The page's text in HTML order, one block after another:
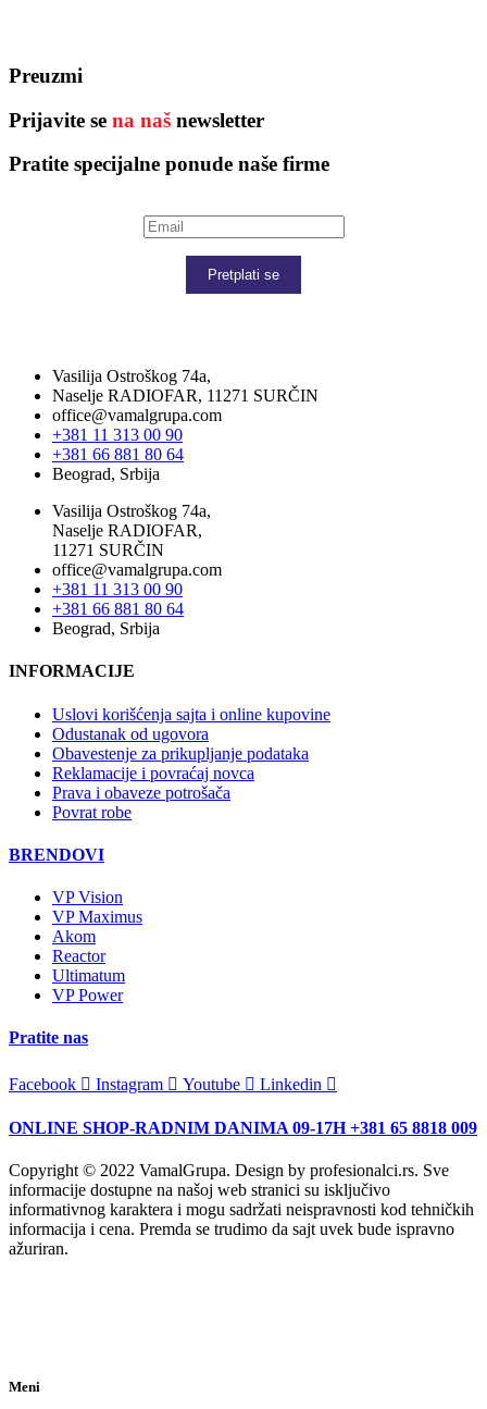
Preuzmi
Prijavite se na naš newsletter
Pratite specijalne ponude naše firme
Pretplati se
Vasilija Ostroškog 74a,
Naselje RADIOFAR, 11271 SURČIN
office@vamalgrupa.com
+381 11 313 00 90
+381 66 881 80 64
Beograd, Srbija
Vasilija Ostroškog 74a,
Naselje RADIOFAR,
11271 SURČIN
office@vamalgrupa.com
+381 11 313 00 90
+381 66 881 80 64
Beograd, Srbija
INFORMACIJE
Uslovi korišćenja sajta i online kupovine
Odustanak od ugovora
Obavestenje za prikupljanje podataka
Reklamacije i povraćaj novca
Prava i obaveze potrošača
Povrat robe
BRENDOVI
VP Vision
VP Maximus
Akom
Reactor
Ultimatum
VP Power
Pratite nas
Facebook Instagram Youtube Linkedin
ONLINE SHOP-RADNIM DANIMA 09-17H +381 65 8818 009
Copyright © 2022 VamalGrupa. Design by profesionalci.rs. Sve
informacije dostupne na našoj web stranici su isključivo
informativnog karaktera i mogu sadržati neispravnosti kod tehničkih
informacija i cena. Premda se trudimo da sajt uvek bude ispravno
ažuriran.
Meni